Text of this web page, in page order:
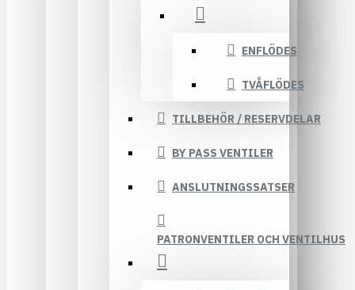
ENFLÖDES
TVÅFLÖDES
TILLBEHÖR / RESERVDELAR
BY PASS VENTILER
ANSLUTNINGSSATSER
PATRONVENTILER OCH VENTILHUS